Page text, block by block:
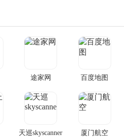
途家网 百度地图
天巡skyscanner 厦门航空